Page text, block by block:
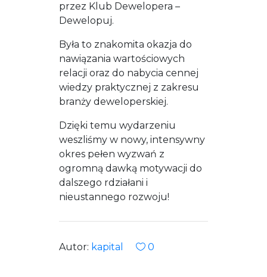
przez Klub Dewelopera –
Dewelopuj.
Była to znakomita okazja do
nawiązania wartościowych
relacji oraz do nabycia cennej
wiedzy praktycznej z zakresu
branży deweloperskiej.
Dzięki temu wydarzeniu
weszliśmy w nowy, intensywny
okres pełen wyzwań z
ogromną dawką motywacji do
dalszego rdziałani i
nieustannego rozwoju!
Autor: kapital 0